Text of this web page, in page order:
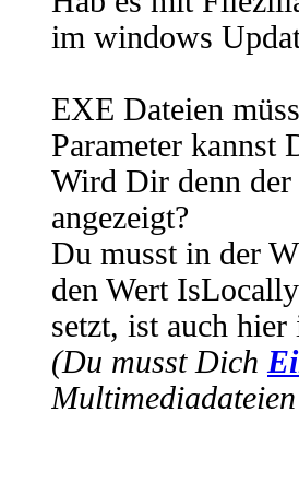
im windows
EXE Dateien
Parameter kannst
Wird Dir denn der
angezeigt?
Du musst in der
den Wert
setzt, ist auch hier
(Du musst Dich